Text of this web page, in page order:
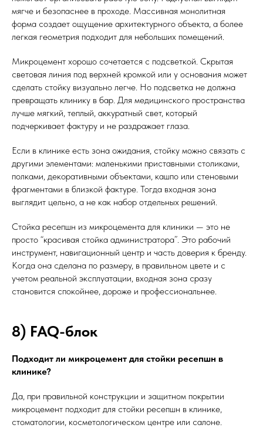
мягче и безопаснее в проходе. Массивная монолитная
форма создает ощущение архитектурного объекта, а более
легкая геометрия подходит для небольших помещений.
Микроцемент хорошо сочетается с подсветкой. Скрытая
световая линия под верхней кромкой или у основания может
сделать стойку визуально легче. Но подсветка не должна
превращать клинику в бар. Для медицинского пространства
лучше мягкий, теплый, аккуратный свет, который
подчеркивает фактуру и не раздражает глаза.
Если в клинике есть зона ожидания, стойку можно связать с
другими элементами: маленькими приставными столиками,
полками, декоративными объектами, кашпо или стеновыми
фрагментами в близкой фактуре. Тогда входная зона
выглядит цельно, а не как набор отдельных решений.
Стойка ресепшн из микроцемента для клиники — это не
просто “красивая стойка администратора”. Это рабочий
инструмент, навигационный центр и часть доверия к бренду.
Когда она сделана по размеру, в правильном цвете и с
учетом реальной эксплуатации, входная зона сразу
становится спокойнее, дороже и профессиональнее.
8) FAQ-блок
Подходит ли микроцемент для стойки ресепшн в
клинике?
Да, при правильной конструкции и защитном покрытии
микроцемент подходит для стойки ресепшн в клинике,
стоматологии, косметологическом центре или салоне.